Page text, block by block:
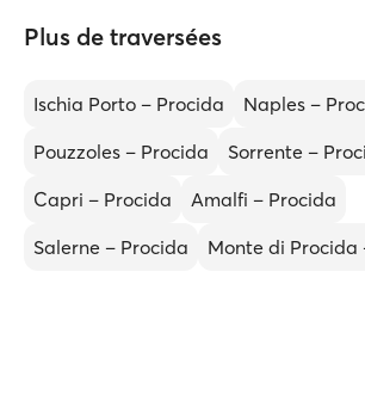
Plus de traversées
Ischia Porto – Procida
Naples –
Pouzzoles – Procida
Sorrente –
Capri – Procida
Amalfi – Procida
Salerne – Procida
Monte di Procida